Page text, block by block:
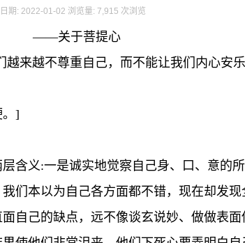
期: 2022-01-02 浏览量: 7,915 次浏览
——关于菩提心
来越不尊重自己，而不能让我们内心安乐
。]
含义:一是诚实地觉察自己身、口、意的
们本以为自己各方面都不错，现在却发
自己的缺点，远不像谈玄说妙、做做表